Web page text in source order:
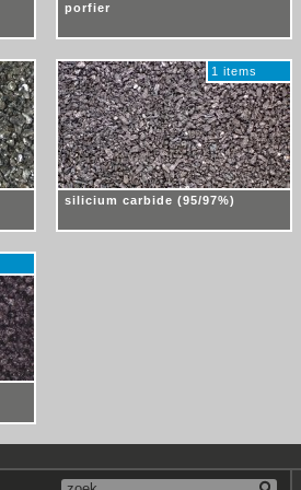
porfier
1 items
silicium carbide (95/­97%)